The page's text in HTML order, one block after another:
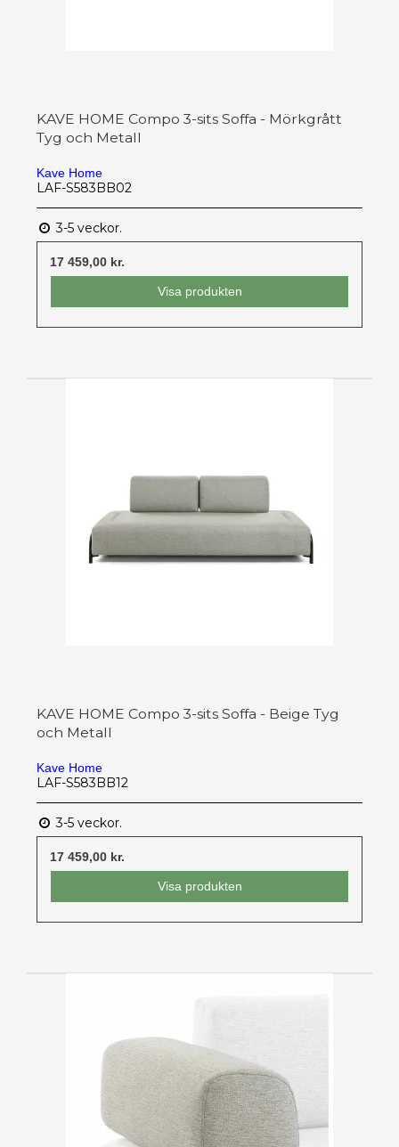
KAVE HOME Compo 3-sits Soffa - Mörkgrått
Tyg och Metall
Kave Home
LAF-S583BB02
3-5 veckor.
17 459,00 kr.
Visa produkten
KAVE HOME Compo 3-sits Soffa - Beige Tyg
och Metall
Kave Home
LAF-S583BB12
3-5 veckor.
17 459,00 kr.
Visa produkten